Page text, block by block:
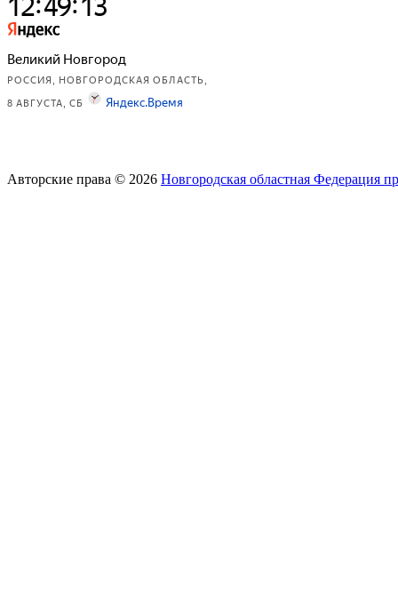
Авторские права © 2026 Новгородская областная Федерация